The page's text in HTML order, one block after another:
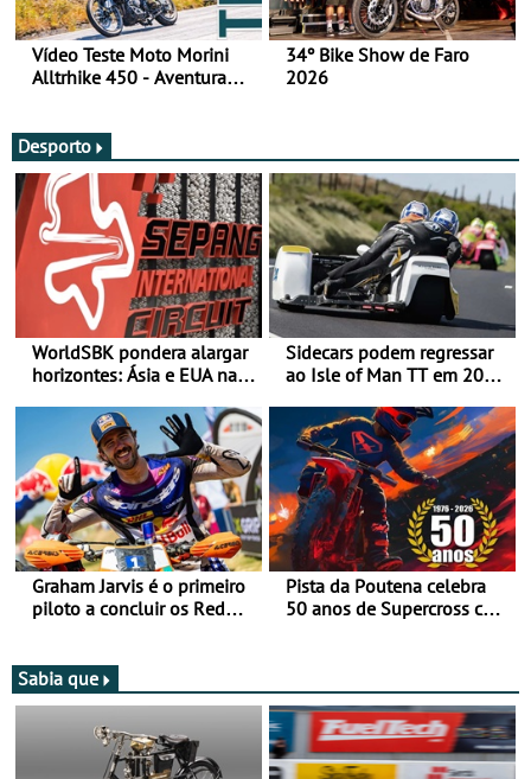
Vídeo Teste Moto Morini
Alltrhike 450 - Aventura
34º Bike Show de Faro
2026
Desporto
WorldSBK pondera alargar
horizontes: Ásia e EUA na
Sidecars podem regressar
ao Isle of Man TT em 2027
Graham Jarvis é o primeiro
piloto a concluir os Red
Pista da Poutena celebra
50 anos de Supercross com
Sabia que